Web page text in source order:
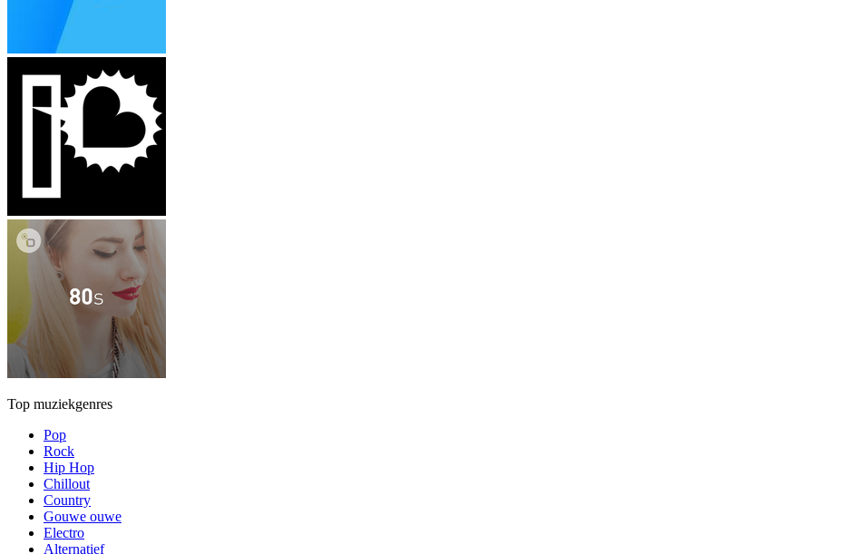
Top muziekgenres
Pop
Rock
Hip Hop
Chillout
Country
Gouwe ouwe
Electro
Alternatief